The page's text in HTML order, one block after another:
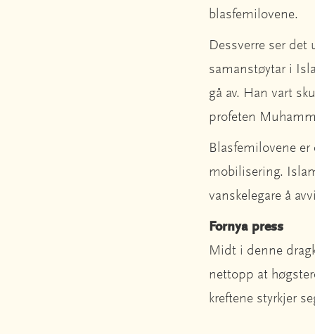
blasfemilovene.
Dessverre ser det
samanstøytar i
gå av. Han vart
profeten
Blasfemilovene
mobilisering.
vanskelegare å
Fornya press
Midt i denne
nettopp at
kreftene styrkjer